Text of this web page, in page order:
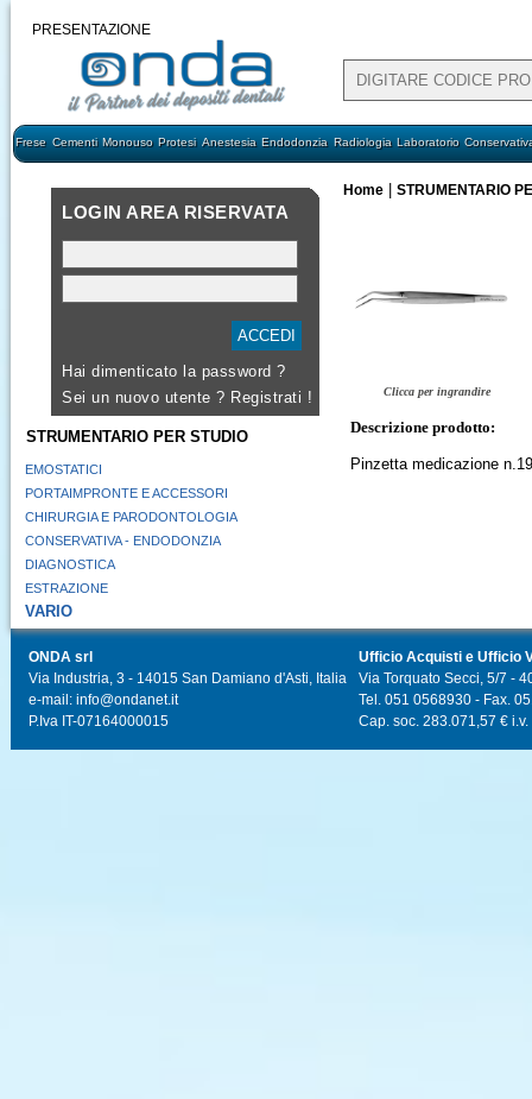
PRESENTAZIONE
Frese Cementi Monouso Protesi Anestesia Endodonzia Radiologia Laboratorio
LOGIN AREA RISERVATA
Hai dimenticato la password ?
Sei un nuovo utente ? Registrati !
STRUMENTARIO PER STUDIO
EMOSTATICI
PORTAIMPRONTE E ACCESSORI
CHIRURGIA E PARODONTOLOGIA
CONSERVATIVA - ENDODONZIA
DIAGNOSTICA
ESTRAZIONE
VARIO
Home STRUMENTARIO
Clicca per ingrandire
Descrizione prodotto:
Pinzetta medicazione
ONDA srl
Via Industria, 3 - 14015 San Damiano d'Asti, Italia
e-mail: info@ondanet.it
P.Iva IT-07164000015
Ufficio Acquisti e Ufficio
Via Torquato Secci, 5/7 -
Tel. 051 0568930 - Fax.
Cap. soc. 283.071,57 € i.v.